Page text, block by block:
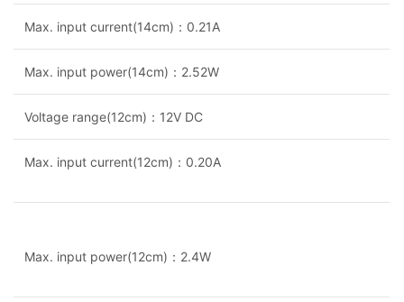
Max. input current(14cm)：0.21A
Max. input power(14cm)：2.52W
Voltage range(12cm)：12V DC
Max. input current(12cm)：0.20A
Max. input power(12cm)：2.4W